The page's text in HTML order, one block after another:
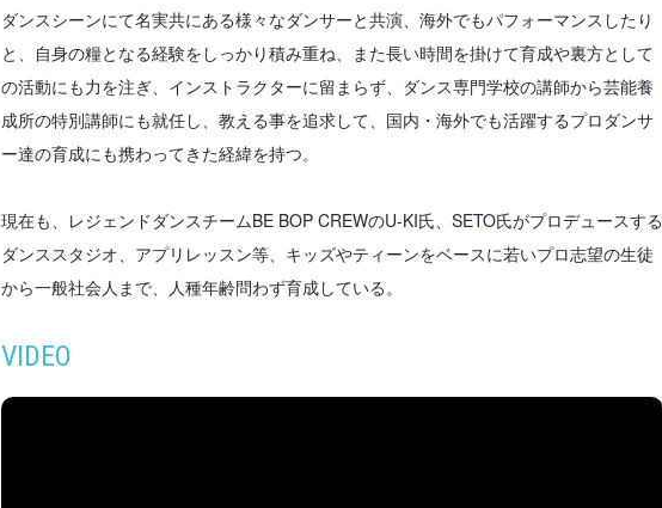
ダンスシーンにて名実共にある様々なダンサーと共演、海外でもパフォーマンスしたり
と、自身の糧となる経験をしっかり積み重ね、また長い時間を掛けて育成や裏方として
の活動にも力を注ぎ、インストラクターに留まらず、ダンス専門学校の講師から芸能養
成所の特別講師にも就任し、教える事を追求して、国内・海外でも活躍するプロダンサ
ー達の育成にも携わってきた経緯を持つ。
現在も、レジェンドダンスチームBE BOP CREWのU-KI氏、SETO氏がプロデュースする
ダンススタジオ、アプリレッスン等、キッズやティーンをベースに若いプロ志望の生徒
から一般社会人まで、人種年齢問わず育成している。
VIDEO